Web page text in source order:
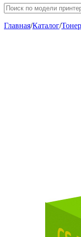
Главная/Каталог/